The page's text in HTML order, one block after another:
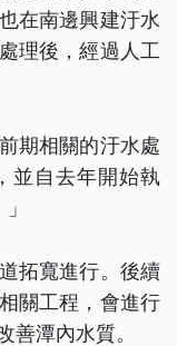
在南邊興建汙水
理後，經過人工
期相關的汙水處
並自去年開始執
拓寬進行。後續
關工程，會進行
善潭內水質。